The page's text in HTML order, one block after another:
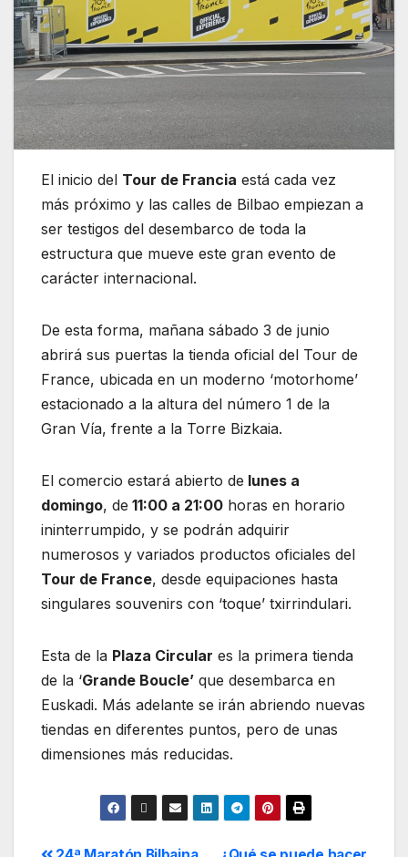
El inicio del Tour de Francia está cada vez
más próximo y las calles de Bilbao empiezan a
ser testigos del desembarco de toda la
estructura que mueve este gran evento de
carácter internacional.
De esta forma, mañana sábado 3 de junio
abrirá sus puertas la tienda oficial del Tour de
France, ubicada en un moderno ‘motorhome’
estacionado a la altura del número 1 de la
Gran Vía, frente a la Torre Bizkaia.
El comercio estará abierto de lunes a
domingo, de 11:00 a 21:00 horas en horario
ininterrumpido, y se podrán adquirir
numerosos y variados productos oficiales del
Tour de France, desde equipaciones hasta
singulares souvenirs con ‘toque’ txirrindulari.
Esta de la Plaza Circular es la primera tienda
de la ‘Grande Boucle’ que desembarca en
Euskadi. Más adelante se irán abriendo nuevas
tiendas en diferentes puntos, pero de unas
dimensiones más reducidas.